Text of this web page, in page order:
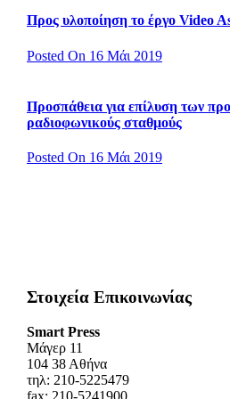
Προς υλοποίηση το έργο Video
Posted On 16 Μάι 2019
Προσπάθεια για επίλυση των
ραδιοφωνικούς σταθμούς
Posted On 16 Μάι 2019
Στοιχεία Επικοινωνίας
Smart Press
Mάγερ 11
104 38 Αθήνα
τηλ: 210-5225479
fax: 210-5241900